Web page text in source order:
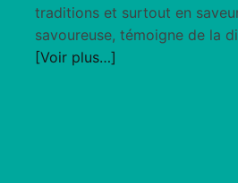
traditions et surtout en
savoureuse, témoigne de la
[Voir plus…]